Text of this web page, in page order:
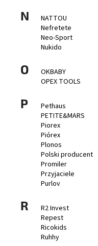
N
NATTOU
Nefretete
Neo-Sport
Nukido
O
OKBABY
OPEX TOOLS
P
Pethaus
PETITE&MARS
Piorex
Piórex
Plonos
Polski producent
Promiler
Przyjaciele
Purlov
R
R2 Invest
Repest
Ricokids
Ruhhy